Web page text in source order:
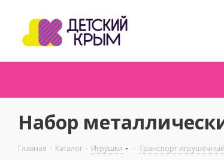
Набор
Главная - Каталог - Игрушки - Транспорт игрушечный